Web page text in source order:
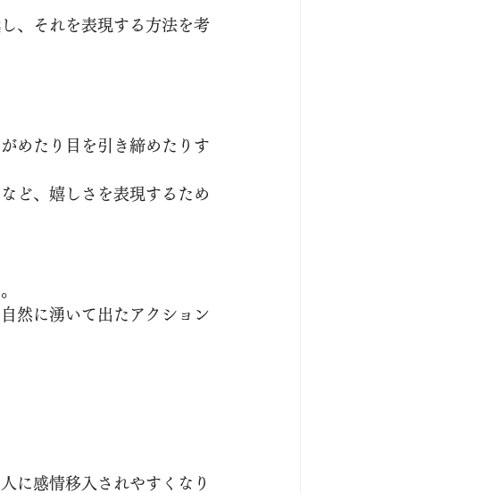
、それを表現する方法を考
めたり目を引き締めたりす
ど、嬉しさを表現するため
然に湧いて出たアクション
に感情移入されやすくなり